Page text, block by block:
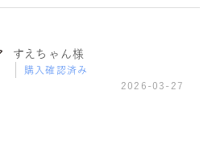
すえちゃん様
購入確認済み
2026-03-27